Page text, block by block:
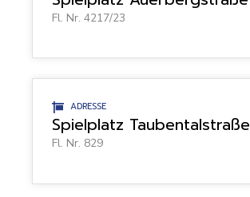
Fl. Nr. 4217/23
ADRESSE
Spielplatz Taubentalstraße
Fl. Nr. 829